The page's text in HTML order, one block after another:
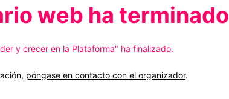
web ha terminado
y crecer en la Plataforma" ha finalizado.
póngase en contacto con el organizador.